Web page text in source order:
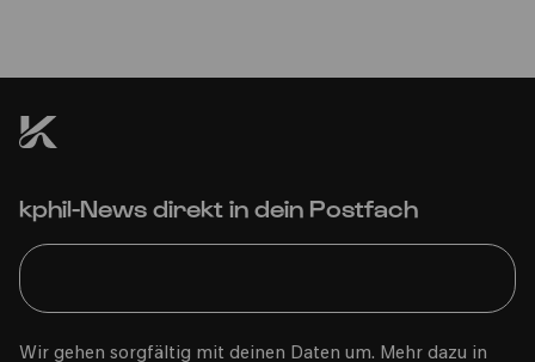
COMEDIA Theater
PhilharmonieVeedel Pänz
kphil-News direkt in dein Postfach
Wir gehen sorgfältig mit deinen Daten um. Mehr dazu in